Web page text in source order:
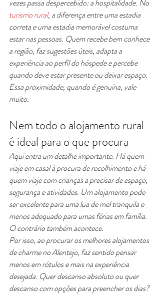
vezes passa despercebido: a hospitalidade. No
turismo rural, a diferença entre uma estadia
correta e uma estadia memorável costuma
estar nas pessoas. Quem recebe bem conhece
a região, faz sugestões úteis, adapta a
experiência ao perfil do hóspede e percebe
quando deve estar presente ou deixar espaço.
Essa proximidade, quando é genuína, vale
muito.
Nem todo o alojamento rural
é ideal para o que procura
Aqui entra um detalhe importante. Há quem
viaje em casal à procura de recolhimento e há
quem viaje com crianças a precisar de espaço,
segurança e atividades. Um alojamento pode
ser excelente para uma lua de mel tranquila e
menos adequado para umas férias em família.
O contrário também acontece.
Por isso, ao procurar os melhores alojamentos
de charme no Alentejo, faz sentido pensar
menos em rótulos e mais na experiência
desejada. Quer descanso absoluto ou quer
descanso com opções para preencher os dias?